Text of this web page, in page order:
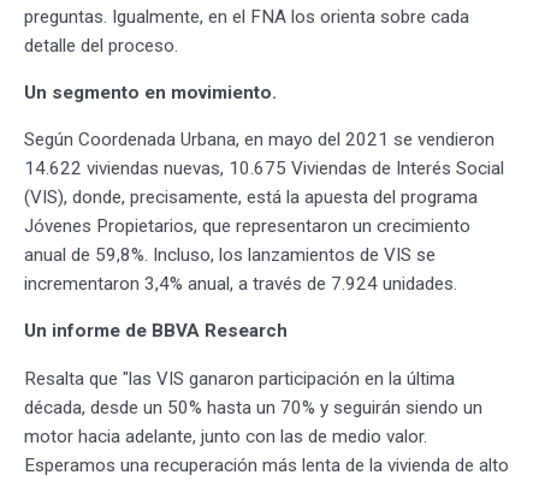
preguntas. Igualmente, en el FNA los orienta sobre cada
detalle del proceso.
Un segmento en movimiento.
Según Coordenada Urbana, en mayo del 2021 se vendieron
14.622 viviendas nuevas, 10.675 Viviendas de Interés Social
(VIS), donde, precisamente, está la apuesta del programa
Jóvenes Propietarios, que representaron un crecimiento
anual de 59,8%. Incluso, los lanzamientos de VIS se
incrementaron 3,4% anual, a través de 7.924 unidades.
Un informe de BBVA Research
Resalta que "las VIS ganaron participación en la última
década, desde un 50% hasta un 70% y seguirán siendo un
motor hacia adelante, junto con las de medio valor.
Esperamos una recuperación más lenta de la vivienda de alto